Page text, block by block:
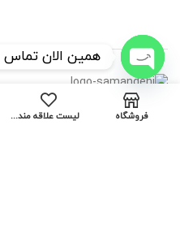
فروشگاه لیست علاقه مندی ها
همین الان تماس
OPEN
CHATY